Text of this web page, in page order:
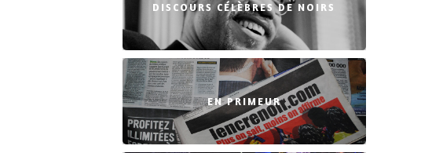
DISCOURS CÉLÈBRES DE NOIRS
EN PRIMEUR